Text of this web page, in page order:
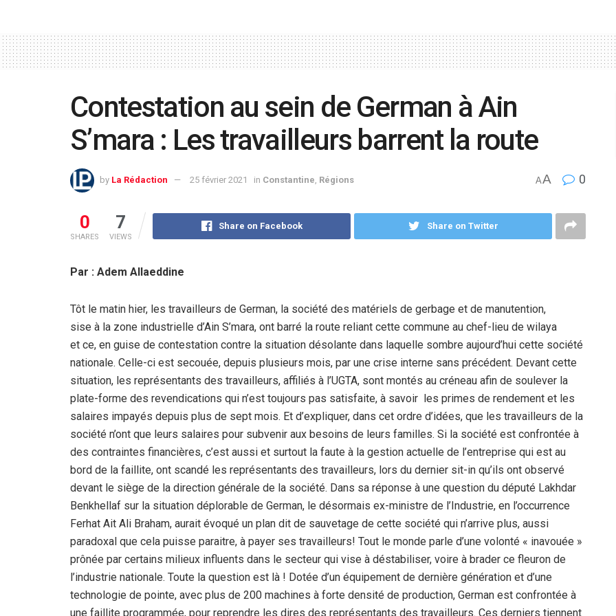
Contestation au sein de German à Ain
S’mara : Les travailleurs barrent la route
by La Rédaction 25 février 2021 in Constantine Régions AA 0
0
SHARES
7
VIEWS
Share on Facebook Share on Twitter
Par : Adem Allaeddine
Tôt le matin hier, les travailleurs de German, la société des matériels de gerbage et de manutention,
sise à la zone industrielle d’Ain S’mara, ont barré la route reliant cette commune au chef-lieu de wilaya
et ce, en guise de contestation contre la situation désolante dans laquelle sombre aujourd’hui cette société
nationale. Celle-ci est secouée, depuis plusieurs mois, par une crise interne sans précédent. Devant cette
situation, les représentants des travailleurs, affiliés à l’UGTA, sont montés au créneau afin de soulever la
plate-forme des revendications qui n’est toujours pas satisfaite, à savoir les primes de rendement et les
salaires impayés depuis plus de sept mois. Et d’expliquer, dans cet ordre d’idées, que les travailleurs de la
société n’ont que leurs salaires pour subvenir aux besoins de leurs familles. Si la société est confrontée à
des contraintes financières, c’est aussi et surtout la faute à la gestion actuelle de l’entreprise qui est au
bord de la faillite, ont scandé les représentants des travailleurs, lors du dernier sit-in qu’ils ont observé
devant le siège de la direction générale de la société. Dans sa réponse à une question du député Lakhdar
Benkhellaf sur la situation déplorable de German, le désormais ex-ministre de l’Industrie, en l’occurrence
Ferhat Ait Ali Braham, aurait évoqué un plan dit de sauvetage de cette société qui n’arrive plus, aussi
paradoxal que cela puisse paraitre, à payer ses travailleurs! Tout le monde parle d’une volonté « inavouée »
prônée par certains milieux influents dans le secteur qui vise à déstabiliser, voire à brader ce fleuron de
l’industrie nationale. Toute la question est là ! Dotée d’un équipement de dernière génération et d’une
technologie de pointe, avec plus de 200 machines à forte densité de production, German est confrontée à
une faillite programmée, pour reprendre les dires des représentants des travailleurs. Ces derniers tiennent